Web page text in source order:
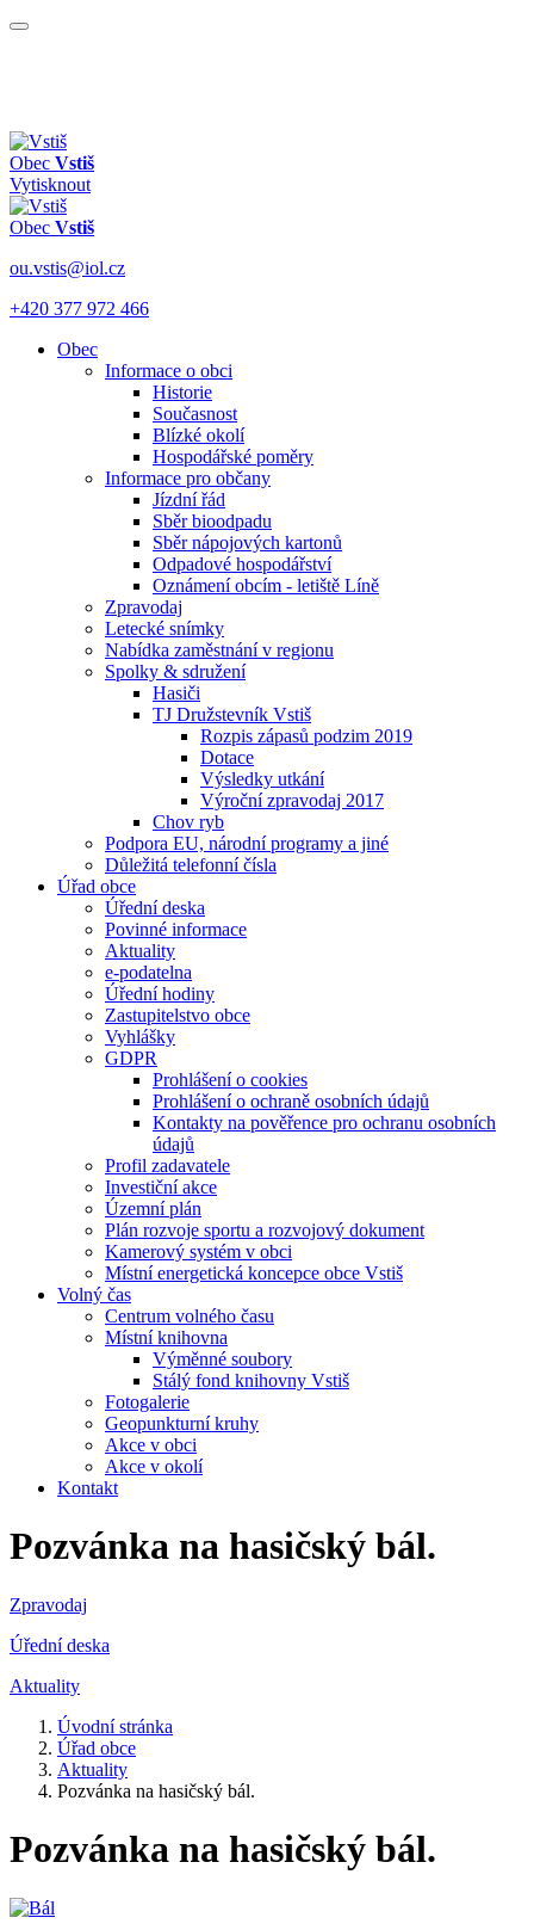
Obec Vstiš
Vytisknout
Obec Vstiš
ou.vstis@iol.cz
+420 377 972 466
Obec
Informace o obci
Historie
Současnost
Blízké okolí
Hospodářské poměry
Informace pro občany
Jízdní řád
Sběr bioodpadu
Sběr nápojových kartonů
Odpadové hospodářství
Oznámení obcím - letiště Líně
Zpravodaj
Letecké snímky
Nabídka zaměstnání v regionu
Spolky & sdružení
Hasiči
TJ Družstevník Vstiš
Rozpis zápasů podzim 2019
Dotace
Výsledky utkání
Výroční zpravodaj 2017
Chov ryb
Podpora EU, národní programy a jiné
Důležitá telefonní čísla
Úřad obce
Úřední deska
Povinné informace
Aktuality
e-podatelna
Úřední hodiny
Zastupitelstvo obce
Vyhlášky
GDPR
Prohlášení o cookies
Prohlášení o ochraně osobních údajů
Kontakty na pověřence pro ochranu osobních
údajů
Profil zadavatele
Investiční akce
Územní plán
Plán rozvoje sportu a rozvojový dokument
Kamerový systém v obci
Místní energetická koncepce obce Vstiš
Volný čas
Centrum volného času
Místní knihovna
Výměnné soubory
Stálý fond knihovny Vstiš
Fotogalerie
Geopunkturní kruhy
Akce v obci
Akce v okolí
Kontakt
Pozvánka na hasičský bál.
Zpravodaj
Úřední deska
Aktuality
Úvodní stránka
Úřad obce
Aktuality
Pozvánka na hasičský bál.
Pozvánka na hasičský bál.